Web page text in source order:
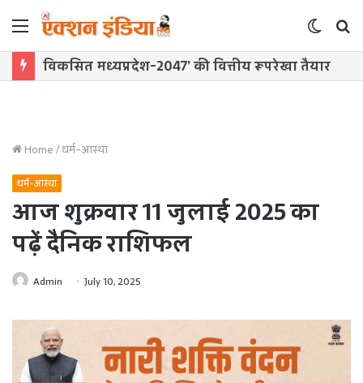
Menu
Switch
skin
विकसित मध्यप्रदेश-2047’ की वित्तीय रूपरेखा तैयार
Home/धर्म-आस्था
धर्म-आस्था
आज शुक्रवार 11 जुलाई 2025 का
पढ़ें दैनिक राशिफल
Admin July 10, 2025